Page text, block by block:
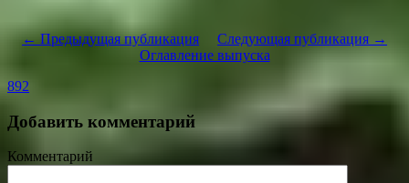
← Предыдущая публикация
Следующая публикация →
Оглавление выпуска
892
Добавить комментарий
Комментарий